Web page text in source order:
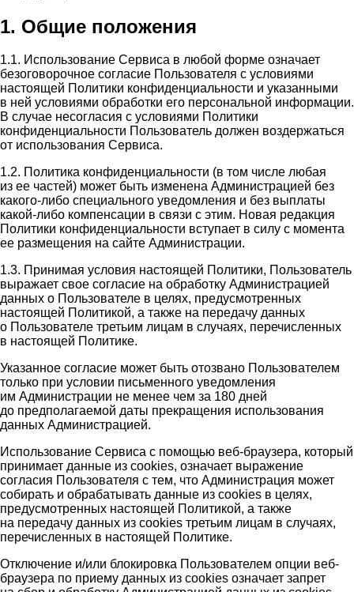
1. Общие положения
1.1. Использование Сервиса в любой форме означает
безоговорочное согласие Пользователя с условиями
настоящей Политики конфиденциальности и указанными
в ней условиями обработки его персональной информации.
В случае несогласия с условиями Политики
конфиденциальности Пользователь должен воздержаться
от использования Сервиса.
1.2. Политика конфиденциальности (в том числе любая
из ее частей) может быть изменена Администрацией без
какого-либо специального уведомления и без выплаты
какой-либо компенсации в связи с этим. Новая редакция
Политики конфиденциальности вступает в силу с момента
ее размещения на сайте Администрации.
1.3. Принимая условия настоящей Политики, Пользователь
выражает свое согласие на обработку Администрацией
данных о Пользователе в целях, предусмотренных
настоящей Политикой, а также на передачу данных
о Пользователе третьим лицам в случаях, перечисленных
в настоящей Политике.
Указанное согласие может быть отозвано Пользователем
только при условии письменного уведомления
им Администрации не менее чем за 180 дней
до предполагаемой даты прекращения использования
данных Администрацией.
Использование Сервиса с помощью веб-браузера, который
принимает данные из cookies, означает выражение
согласия Пользователя с тем, что Администрация может
собирать и обрабатывать данные из cookies в целях,
предусмотренных настоящей Политикой, а также
на передачу данных из cookies третьим лицам в случаях,
перечисленных в настоящей Политике.
Отключение и/или блокировка Пользователем опции веб-
браузера по приему данных из cookies означает запрет